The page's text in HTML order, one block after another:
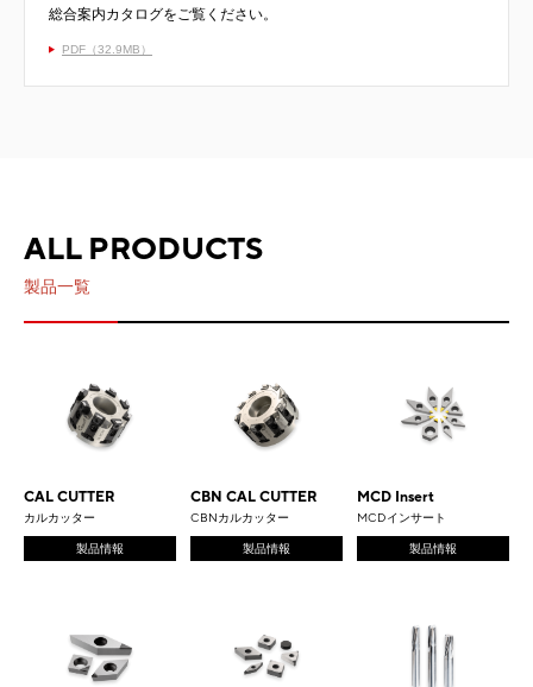
総合案内カタログをご覧ください。
PDF（32.9MB）
ALL PRODUCTS
製品一覧
CAL CUTTER
カルカッター
製品情報
CBN CAL CUTTER
CBNカルカッター
製品情報
MCD Insert
MCDインサート
製品情報